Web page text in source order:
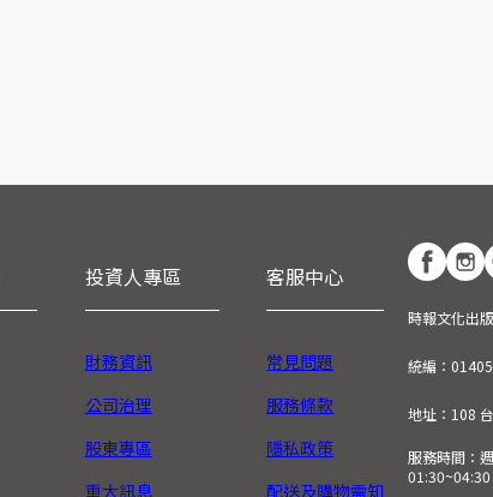
投資人專區
財務資訊
公司治理
股東專區
重大訊息
客服中心
常見問題
服務條款
隱私政策
配送及購物需知
時報文化出
統編：
地址：108
服務時間：